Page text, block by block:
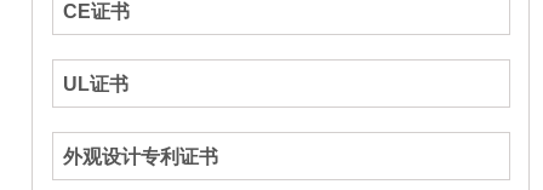
CE证书
UL证书
外观设计专利证书